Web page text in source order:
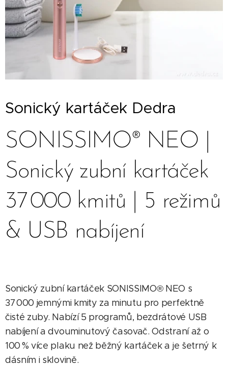
Sonický kartáček Dedra
SONISSIMO® NEO |
Sonický zubní kartáček
37 000 kmitů | 5 režimů
& USB nabíjení
Sonický zubní kartáček SONISSIMO® NEO s
37 000 jemnými kmity za minutu pro perfektně
čisté zuby. Nabízí 5 programů, bezdrátové USB
nabíjení a dvouminutový časovač. Odstraní až o
100 % více plaku než běžný kartáček a je šetrný k
dásním i sklovině.